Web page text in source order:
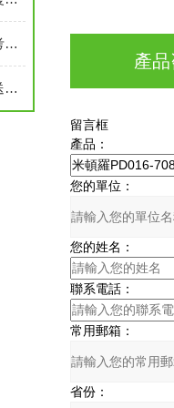
在選擇米頓羅計量泵時，需要考慮哪些關鍵參數？
金屬氣動隔膜泵：工業流體輸送的高效之選？
產
留言框
產品：
您的單位：
您的姓名：
聯系電話：
常用郵箱：
省份：